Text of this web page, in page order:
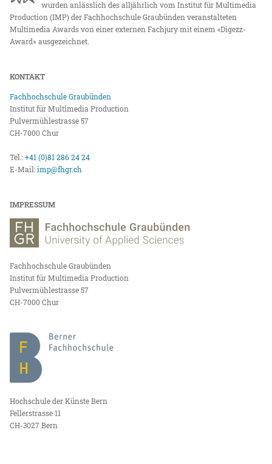
wurden anlässlich des alljährlich vom Institut für Multimedia
Production (IMP) der Fachhochschule Graubünden veranstalteten
Multimedia Awards von einer externen Fachjury mit einem «Digezz-
Award» ausgezeichnet.
KONTAKT
Fachhochschule Graubünden
Institut für Multimedia Production
Pulvermühlestrasse 57
CH-7000 Chur
Tel.:+41 (0)81 286 24 24
E-Mail:imp@fhgr.ch
IMPRESSUM
Fachhochschule Graubünden
Institut für Multimedia Production
Pulvermühlestrasse 57
CH-7000 Chur
Hochschule der Künste Bern
Fellerstrasse 11
CH-3027 Bern